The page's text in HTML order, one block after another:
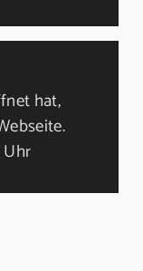
hat,
Uhr